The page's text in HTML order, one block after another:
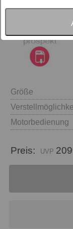
Größe
Motorbedienung
Preis: